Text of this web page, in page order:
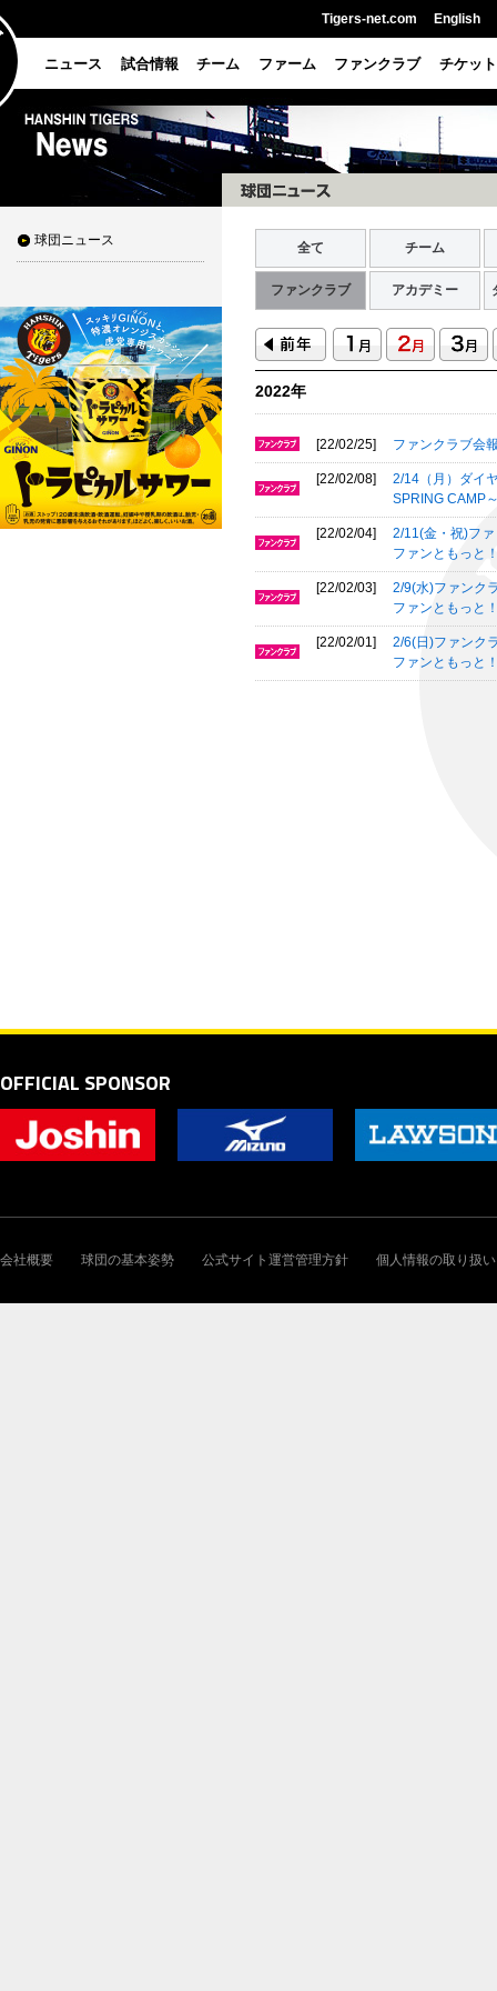
Tigers-net.com English
ニュース 試合情報 チーム ファーム ファンクラブ チケット
球団ニュース 全て チーム
ファンクラブ アカデミー
2022年
[22/02/25] ファンクラブ会
[22/02/08]
2/14（月）ダイ
SPRING CAMP
[22/02/04]
2/11(金・祝)フ
ファンともっと
[22/02/03]
2/9(水)ファンク
ファンともっと
[22/02/01]
2/6(日)ファンク
ファンともっと
OFFICIAL SPONSOR
会社概要 球団の基本姿勢 公式サイト運営管理方針 個人情報の取り扱い